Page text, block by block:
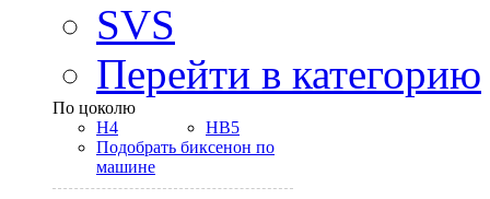
SVS
Перейти в категорию
По цоколю
H4
HB5
Подобрать биксенон по
машине